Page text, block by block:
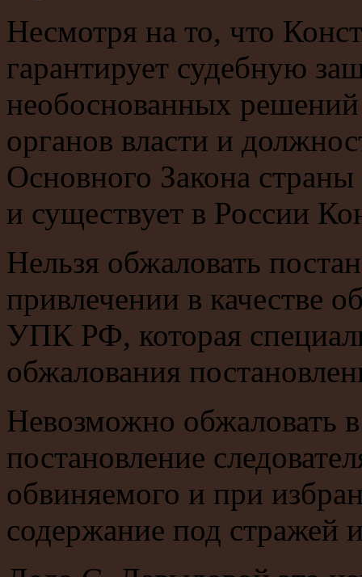
Несмотря на то, что
гарантирует судебную
необоснованных
органов власти и
Основного Закона
и существует в России
Нельзя обжаловать
привлечении в качестве
УПК РФ, которая
обжалования
Невозможно обжаловать в
постановление
обвиняемого и при
содержание под стражей